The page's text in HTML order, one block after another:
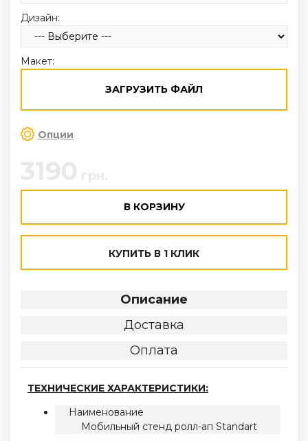
Дизайн:
Макет:
ЗАГРУЗИТЬ ФАЙЛ
Опции
В КОРЗИНУ
КУПИТЬ В 1 КЛИК
Описание
Доставка
Оплата
ТЕХНИЧЕСКИЕ ХАРАКТЕРИСТИКИ:
Наименование
Мобильный стенд ролл-ап Standart